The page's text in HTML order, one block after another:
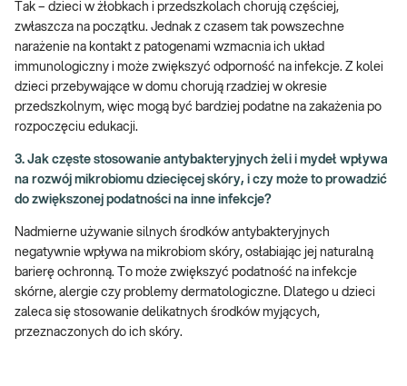
Tak – dzieci w żłobkach i przedszkolach chorują częściej,
zwłaszcza na początku. Jednak z czasem tak powszechne
narażenie na kontakt z patogenami wzmacnia ich układ
immunologiczny i może zwiększyć odporność na infekcje. Z kolei
dzieci przebywające w domu chorują rzadziej w okresie
przedszkolnym, więc mogą być bardziej podatne na zakażenia po
rozpoczęciu edukacji.
3. Jak częste stosowanie antybakteryjnych żeli i mydeł wpływa
na rozwój mikrobiomu dziecięcej skóry, i czy może to prowadzić
do zwiększonej podatności na inne infekcje?
Nadmierne używanie silnych środków antybakteryjnych
negatywnie wpływa na mikrobiom skóry, osłabiając jej naturalną
barierę ochronną. To może zwiększyć podatność na infekcje
skórne, alergie czy problemy dermatologiczne. Dlatego u dzieci
zaleca się stosowanie delikatnych środków myjących,
przeznaczonych do ich skóry.